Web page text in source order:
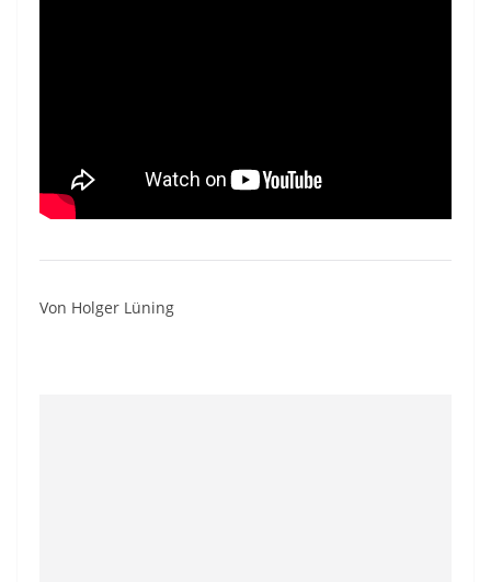
Von Holger Lüning